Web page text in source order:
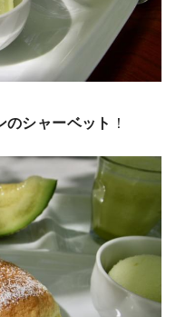
のシャーベット ！